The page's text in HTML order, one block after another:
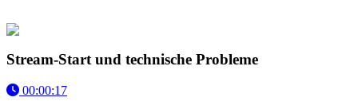
Stream-Start und technische Probleme
00:00:17